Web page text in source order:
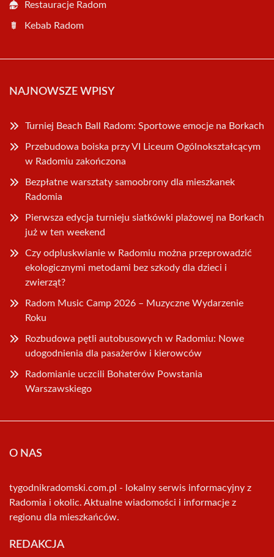
Restauracje Radom
Kebab Radom
NAJNOWSZE WPISY
Turniej Beach Ball Radom: Sportowe emocje na Borkach
Przebudowa boiska przy VI Liceum Ogólnokształcącym
w Radomiu zakończona
Bezpłatne warsztaty samoobrony dla mieszkanek
Radomia
Pierwsza edycja turnieju siatkówki plażowej na Borkach
już w ten weekend
Czy odpluskwianie w Radomiu można przeprowadzić
ekologicznymi metodami bez szkody dla dzieci i
zwierząt?
Radom Music Camp 2026 – Muzyczne Wydarzenie
Roku
Rozbudowa pętli autobusowych w Radomiu: Nowe
udogodnienia dla pasażerów i kierowców
Radomianie uczcili Bohaterów Powstania
Warszawskiego
O NAS
tygodnikradomski.com.pl - lokalny serwis informacyjny z
Radomia i okolic. Aktualne wiadomości i informacje z
regionu dla mieszkańców.
REDAKCJA